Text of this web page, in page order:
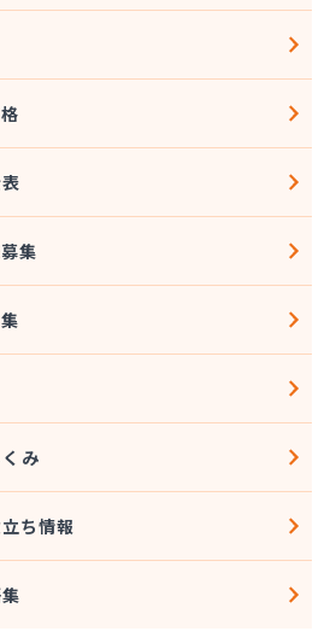
ター
式会社
社
ン株式会社
ン株式会社 城北配送センター
一般社団法人）お客様相談所
Dr・Drive 健軍エコ・ステー
Dr・Drive 清水エコ・ステー
春日オートガス・スタンド
阿蘇充填所
宇土充填所
集
み
ち情報